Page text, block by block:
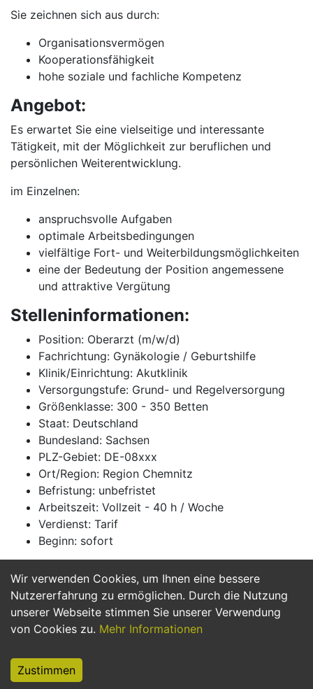
Wir verwenden Cookies, um Ihnen eine bessere
Nutzererfahrung zu ermöglichen. Durch die Nutzung
unserer Webseite stimmen Sie unserer Verwendung
von Cookies zu. Mehr Informationen
Zustimmen
Sie zeichnen sich aus durch:
Organisationsvermögen
Kooperationsfähigkeit
hohe soziale und fachliche Kompetenz
Angebot:
Es erwartet Sie eine vielseitige und interessante
Tätigkeit, mit der Möglichkeit zur beruflichen und
persönlichen Weiterentwicklung.
im Einzelnen:
anspruchsvolle Aufgaben
optimale Arbeitsbedingungen
vielfältige Fort- und Weiterbildungsmöglichkeiten
eine der Bedeutung der Position angemessene
und attraktive Vergütung
Stelleninformationen:
Position: Oberarzt (m/w/d)
Fachrichtung: Gynäkologie / Geburtshilfe
Klinik/Einrichtung: Akutklinik
Versorgungstufe: Grund- und Regelversorgung
Größenklasse: 300 - 350 Betten
Staat: Deutschland
Bundesland: Sachsen
PLZ-Gebiet: DE-08xxx
Ort/Region: Region Chemnitz
Befristung: unbefristet
Arbeitszeit: Vollzeit - 40 h / Woche
Verdienst: Tarif
Beginn: sofort
Jetzt Bewerben